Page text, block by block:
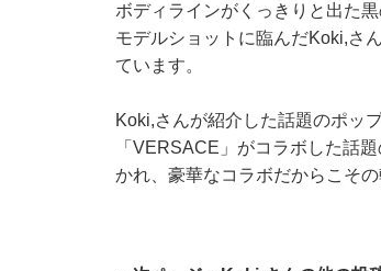
ボディラインがくっきりと出た
モデルショットに臨んだKoki,さ
ています。
Koki,さんが紹介した話題のポッ
「VERSACE」がコラボした話
かれ、豪華なコラボだからこそ